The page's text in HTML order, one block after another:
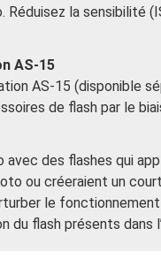
la sensibilité
AS-15
AS-15 (disponible
de flash par le
avec des flashes qui
ou créeraient un
le
du flash présents dans